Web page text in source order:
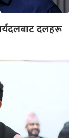
दलहरू